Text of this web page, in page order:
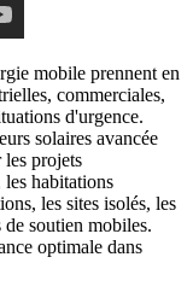
mobile prennent en
commerciales,
d'urgence.
solaires avancée
projets
les habitations
les sites isolés, les
de soutien mobiles.
optimale dans